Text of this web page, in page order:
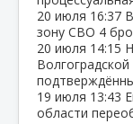
20 июля 16:37
зону СВО 4
20 июля 14:15
19 июля 13:43
области